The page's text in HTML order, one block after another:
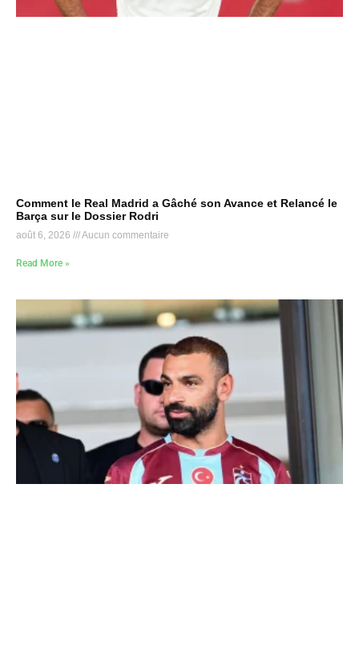
Comment le Real Madrid a Gâché son Avance et Relancé le
Barça sur le Dossier Rodri
août 6, 2026 Aucun commentaire
Read More »